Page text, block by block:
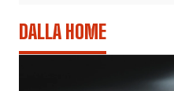
DALLA HOME